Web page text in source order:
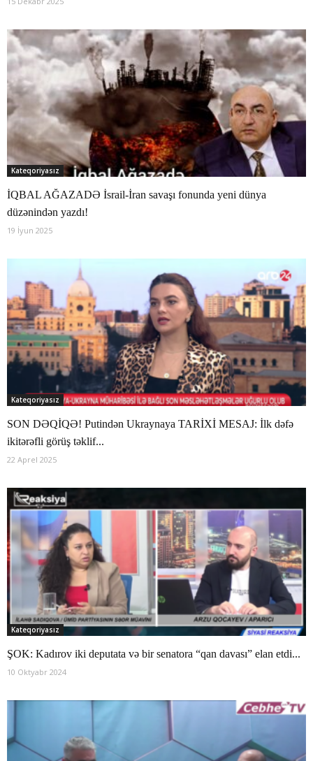
Kateqoriyasız
İQBAL AĞAZADƏ İsrail-İran savaşı fonunda yeni dünya
düzənindən yazdı!
19 İyun 2025
Kateqoriyasız
SON DƏQİQƏ! Putindən Ukraynaya TARİXİ MESAJ: İlk dəfə
ikitərəfli görüş təklif...
22 Aprel 2025
Kateqoriyasız
ŞOK: Kadırov iki deputata və bir senatora “qan davası” elan etdi...
10 Oktyabr 2024